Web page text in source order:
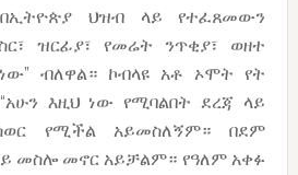
ህዝብ ላይ የተፈጸመውን
ዝርፊያ፣ የመሬት ንጥቂያ፣ ወዘተ
ብለዋል። ኮብላዩ አቶ ኦሞት የት
እዚህ ነው የሚባልበት ደረጃ ላይ
የሚችል አይመስለኝም። በደም
መስሎ መኖር አይቻልም። የዓለም አቀፉ